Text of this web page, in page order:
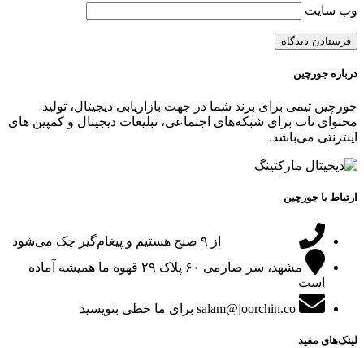
وب‌ سایت
درباره جورچین
جورچین تیمی برای برند شما در جهت بازاریابی دیجیتال، تولید
محتوای ناب برای شبکه‌های اجتماعی، تبلیغات دیجیتال و کمپین های
اینترنتی می‌باشد.
ارتباط با جورچین
از ۹ صبح هستیم و پیغام‌گیر چک می‌شود
مشهد، سر صارمی ۶۰ پلاک ۲۹
قهوه ما همیشه آماده
است
salam@joorchin.co برای ما خطی بنویسید
لینک‌های مفید